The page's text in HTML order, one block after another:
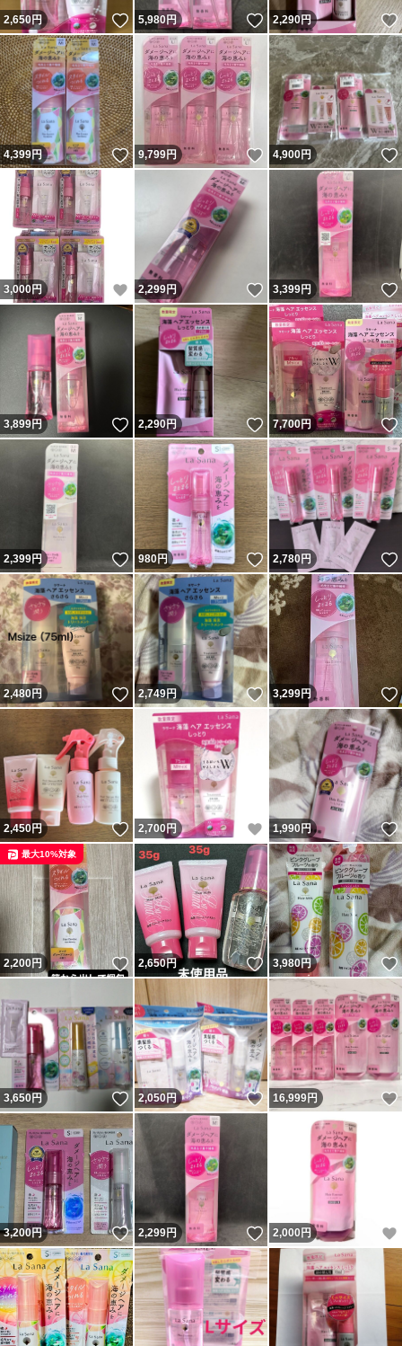
2,650円 いいね！
5,980円 いいね！
2,290円
4,399円 いいね！
9,799円 いいね！
4,900円
3,000円 いいね！
2,299円 いいね！
3,399円
3,899円 いいね！
2,290円 いいね！
7,700円
2,399円 いいね！
980円 いいね！
2,780円
2,480円 いいね！
2,749円 いいね！
3,299円
2,450円 いいね！
2,700円 いいね！
1,990円
2,200円 いいね！
最大10%対象
2,650円 いいね！
3,980円
3,650円 いいね！
2,050円 いいね！
16,999円
3,200円 いいね！
2,299円 いいね！
2,000 円